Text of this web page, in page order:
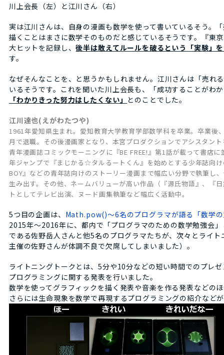
川上会長（左）と江川さん（右）
実は江川さんは、自身の漫画も数学を使って書いているそう。
描くことはまさに数学そのものだと感じているそうです。『東
大ヒットを記録し、後半は敢えてルールを破るという「実験」
す。
なぜそんなことを、と思うかもしれません。江川さんは「売れ
いるそうです。これを聞いた川上会長も、「成功することがわ
「わかりきった努力はしたくない」 とのことでした。
江川達也(えがわたつや)
1961年愛知県生まれ。愛知教育大学教育学部数学科を卒業。卒業
月で退職。その後漫画家となり、本宮プロダクションでアシスタン
青年漫画誌コミックモーニングに『BE FREE!』第1話が載って書店
年ジャンプで『まじかる☆タルるートくん』を始めとする少年誌向
BOY』などの青年誌向けのストーリー漫画まで幅広い分野で執筆し
生み出す。その他、ネームバリューが高い作品（『源氏物語』、『
トとしてテレビ出演、ヌード画集執筆など幅広く活動中。
5つ目の企画は、 Math.pow()～6名のプログラマが語る「数学
2015年～2016年に、都内で「プログラマのための数学勉強会
である佐野岳人さんと他5名のプログラマたちが、次々とライ
主催の佐野さんが体調不良で欠席してしまいました）。
ライトニングトークとは、5分や10分などの短い時間でのプレ
プログラミングに関する発表を行いました。
数学を使ってグラフィックを描く発表や音楽を作る発表などの
さらには生命現象を数学で再現するプログラミングの紹介など